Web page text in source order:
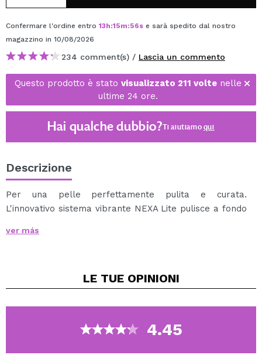
Confermare l'ordine entro 13h:15m:56s e sarà spedito dal nostro
magazzino in 10/08/2026
234 comment(s) / Lascia un commento
Questo prodotto è stato visualizzato 211 volte nelle
ultime 24 ore.
Hai qualche dubbio?Ti aiutiamoqui
Descrizione
Per una pelle perfettamente pulita e curata.
L'innovativo sistema vibrante NEXA Lite pulisce a fondo
momento, minimizzando l'aspetto dei pori dilatati e
rimuovere il makeup o detergere il viso, insieme a una
include una testina di spugna per applicare i vostri
prodotti in crema in maniera più rapida ed efficace, ed
una testina da massaggio per rilassare le zone
ver más
LE TUE OPINIONI
4.45